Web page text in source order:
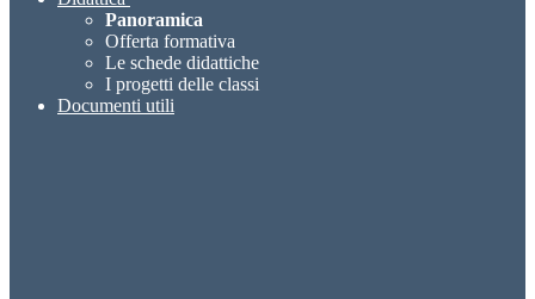
Panoramica
Offerta formativa
Le schede didattiche
I progetti delle classi
Documenti utili